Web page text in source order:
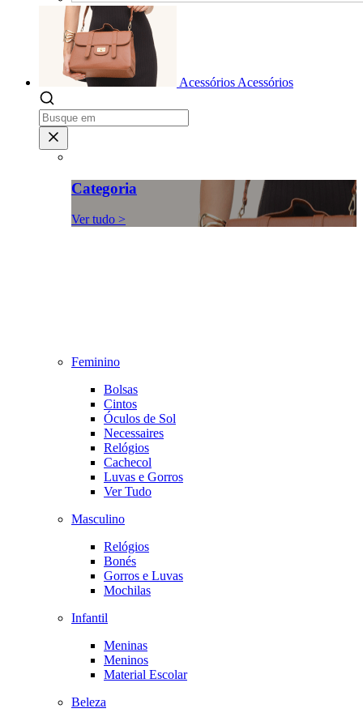
Acessórios Acessórios
Categoria
Ver tudo >
Feminino
Bolsas
Cintos
Óculos de Sol
Necessaires
Relógios
Cachecol
Luvas e Gorros
Ver Tudo
Masculino
Relógios
Bonés
Gorros e Luvas
Mochilas
Infantil
Meninas
Meninos
Material Escolar
Beleza